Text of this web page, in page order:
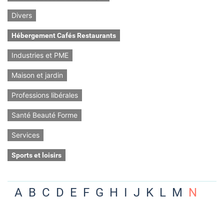
Divers
Hébergement Cafés Restaurants
Industries et PME
Maison et jardin
Professions libérales
Santé Beauté Forme
Services
Sports et loisirs
A B C D E F G H I J K L M N